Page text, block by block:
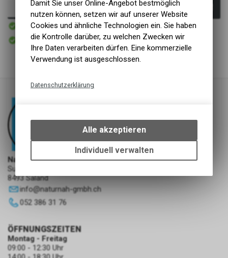
In den Warenkorb
Sofort verfügbar
Versand
Sofort abholbar
Abholung NaturNah GmbH
NaturNah GmbH
Sunnehofstrasse 7
8493 Saland
info@naturnah-gmbh.ch
052 386 31 76
ÖFFNUNGSZEITEN
Montag - Freitag
09:00 - 12:30 Uhr
Damit Sie unser Online-Angebot bestmöglich
nutzen können, setzen wir auf unserer Website
Cookies und ähnliche Technologien ein. Sie haben
die Kontrolle darüber, zu welchen Zwecken wir
Ihre Daten verarbeiten dürfen. Eine kommerzielle
Verwendung ist ausgeschlossen.
Datenschutzerklärung
bestimmte Interaktionen und
Einstellungen auf Ihrem Gerät,
um die grundlegenden
Funktionen unseres Online-
ermöglichen. Bitte beachten Sie,
Alle akzeptieren
Individuell verwalten